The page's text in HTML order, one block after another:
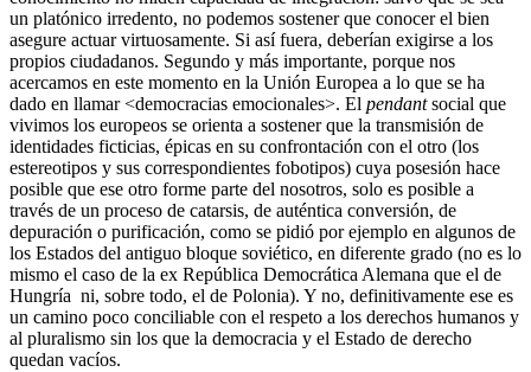
un platónico irredento, no podemos sostener que conocer el bien
asegure actuar virtuosamente. Si así fuera, deberían exigirse a los
propios ciudadanos. Segundo y más importante, porque nos
acercamos en este momento en la Unión Europea a lo que se ha
dado en llamar <democracias emocionales>. El pendantsocial que
vivimos los europeos se orienta a sostener que la transmisión de
identidades ficticias, épicas en su confrontación con el otro (los
estereotipos y sus correspondientes fobotipos) cuya posesión hace
posible que ese otro forme parte del nosotros, solo es posible a
través de un proceso de catarsis, de auténtica conversión, de
depuración o purificación, como se pidió por ejemplo en algunos de
los Estados del antiguo bloque soviético, en diferente grado (no es lo
mismo el caso de la ex República Democrática Alemana que el de
Hungría ni, sobre todo, el de Polonia). Y no, definitivamente ese es
un camino poco conciliable con el respeto a los derechos humanos y
al pluralismo sin los que la democracia y el Estado de derecho
quedan vacíos.